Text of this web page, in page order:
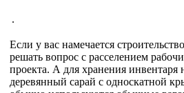
.
Если у вас намечается
решать вопрос с расселением
проекта. А для хранения инвентаря
деревянный сарай с односкатной